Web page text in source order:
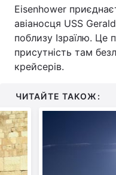
Eisenhower
авіаносця USS
поблизу Ізраїлю. Це
присутність там
крейсерів.
ЧИТАЙТЕ ТАКОЖ: